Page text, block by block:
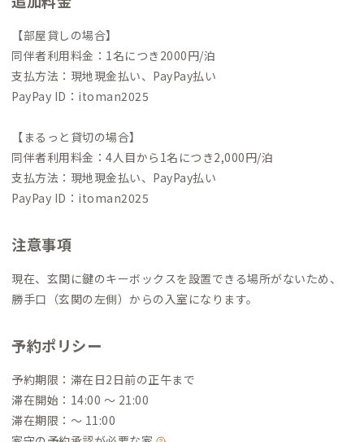
【部屋貸しの場合】
同伴者利用料金：1名につき2000円/泊
支払方法：現地現金払い、PayPay払い
PayPay ID：itoman2025
【まるっと貸切の場合】
同伴者利用料金：4人目から1名につき2,000円/泊
支払方法：現地現金払い、PayPay払い
PayPay ID：itoman2025
注意事項
現在、玄関に鍵のキーボックスを設置できる場所がないため、
勝手口（玄関の左側）からの入室になります。
予約ポリシー
予約期限：滞在日2日前の正午まで
滞在開始：14:00 〜 21:00
滞在期限：〜 11:00